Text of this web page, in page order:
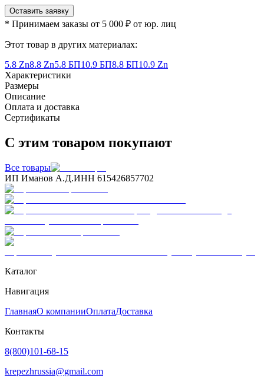
Оставить заявку
* Принимаем заказы от 5 000 ₽ от юр. лиц
Этот товар в других материалах:
5.8 Zn8.8 Zn5.8 БП10.9 БП8.8 БП10.9 Zn
Характеристики
Размеры
Описание
Оплата и доставка
Сертификаты
С этим товаром покупают
Все товары
ИП Иманов А.Д.ИНН 615426857702
Каталог
Навигация
ГлавнаяО компанииОплатаДоставка
Контакты
8(800)101-68-15
krepezhrussia@gmail.com